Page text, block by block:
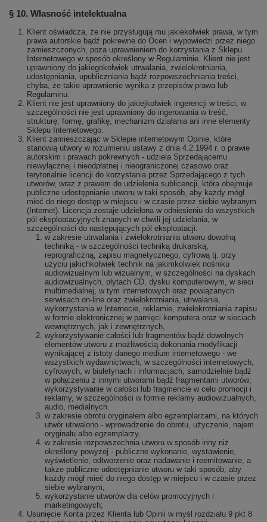
§ 10. Własność intelektualna
Klient oświadcza, że nie przysługują mu jakiekolwiek prawa, w tym
prawa autorskie bądź pokrewne do Ocen i wypowiedzi przez niego
zamieszczonych, poza uprawnieniem do korzystania z Sklepu
Internetowego w sposób określony w Regulaminie. Klient nie jest
uprawniony do jakiegokolwiek utrwalania, zwielokrotniania,
udostępniania, upubliczniania bądź rozpowszechniania treści,
chyba, że takie uprawnienie wynika z przepisów prawa lub
Regulaminu.
Klient nie jest uprawniony do jakiejkolwiek ingerencji w treści, w
szczególności nie jest uprawniony do ingerowania w treść,
strukturę, formę, grafikę, mechanizm działania ani inne elementy
Sklepu Internetowego.
Klient zamieszczając w Sklepie internetowym Opinie, które
stanowią utwory w rozumieniu ustawy z dnia 4.2.1994 r. o prawie
autorskim i prawach pokrewnych - udziela Sprzedającemu
niewyłącznej i nieodpłatnej i nieograniczonej czasowo oraz
terytorialnie licencji do korzystania przez Sprzedającego z tych
utworów, wraz z prawem do udzielenia sublicencji, która obejmuje
publiczne udostępnianie utworu w taki sposób, aby każdy mógł
mieć do niego dostęp w miejscu i w czasie przez siebie wybranym
(Internet). Licencja zostaje udzielona w odniesieniu do wszystkich
pól eksploatacyjnych znanych w chwili jej udzielania, w
szczególności do następujących pól eksploatacji:
w zakresie utrwalania i zwielokrotniania utworu dowolną
techniką - w szczególności techniką drukarską,
reprograficzną, zapisu magnetycznego, cyfrową tj. przy
użyciu jakichkolwiek technik na jakimkolwiek nośniku
audiowizualnym lub wizualnym, w szczególności na dyskach
audiowizualnych, płytach CD, dysku komputerowym, w sieci
multimedialnej, w tym internetowych oraz powiązanych
serwisach on-line oraz zwielokrotniania, utrwalania,
wykorzystania w Internecie, reklamie, zwielokrotniania zapisu
w formie elektronicznej w pamięci komputera oraz w sieciach
wewnętrznych, jak i zewnętrznych,
wykorzystywanie całości lub fragmentów bądź dowolnych
elementów utworu z możliwością dokonania modyfikacji
wynikającej z istoty danego medium internetowego - we
wszystkich wydawnictwach, w szczególności internetowych,
cyfrowych, w biuletynach i informacjach, samodzielnie bądź
w połączeniu z innymi utworami bądź fragmentami utworów;
wykorzystywanie w całości lub fragmencie w celu promocji i
reklamy, w szczególności w formie reklamy audiowizualnych,
audio, medialnych.
w zakresie obrotu oryginałem albo egzemplarzami, na których
utwór utrwalono - wprowadzenie do obrotu, użyczenie, najem
oryginału albo egzemplarzy,
w zakresie rozpowszechnia utworu w sposób inny niż
określony powyżej - publiczne wykonanie, wystawienie,
wyświetlenie, odtworzenie oraz nadawanie i reemitowanie, a
także publiczne udostępnianie utworu w taki sposób, aby
każdy mógł mieć do niego dostęp w miejscu i w czasie przez
siebie wybranym,
wykorzystanie utworów dla celów promocyjnych i
marketingowych;
Usunięcie Konta przez Klienta lub Opinii w myśl rozdziału 9 pkt 8